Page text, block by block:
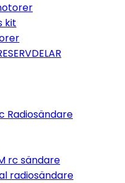
kit
Radiosändare
rc sändare
radiosändare